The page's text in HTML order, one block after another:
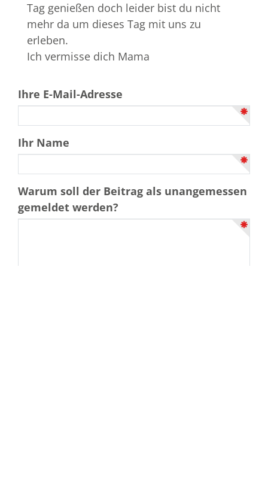
Tag genießen doch leider bist du nicht
mehr da um dieses Tag mit uns zu
erleben.
Ich vermisse dich Mama
Ihre E-Mail-Adresse
Ihr Name
Warum soll der Beitrag als unangemessen
gemeldet werden?